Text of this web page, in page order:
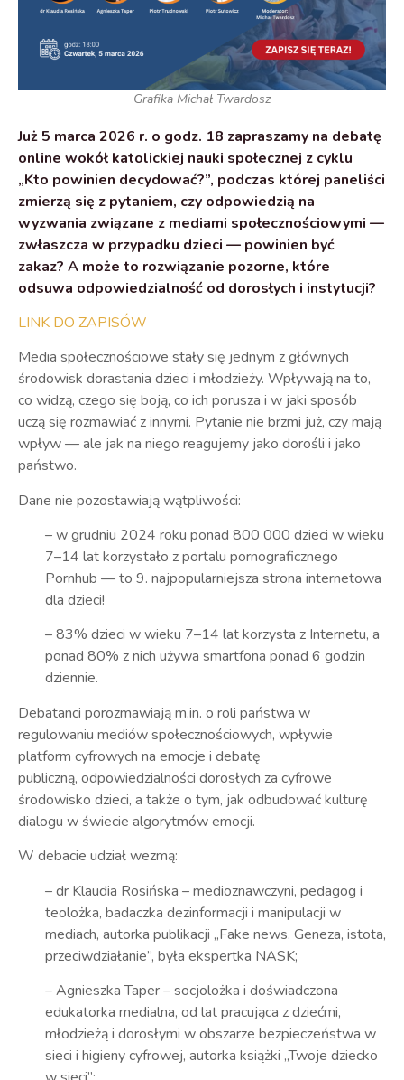
Grafika Michał Twardosz
Już 5 marca 2026 r. o godz. 18 zapraszamy na debatę
online wokół katolickiej nauki społecznej z cyklu
„Kto powinien decydować?”, podczas której paneliści
zmierzą się z pytaniem, czy odpowiedzią na
wyzwania związane z mediami społecznościowymi —
zwłaszcza w przypadku dzieci — powinien być
zakaz? A może to rozwiązanie pozorne, które
odsuwa odpowiedzialność od dorosłych i instytucji?
LINK DO ZAPISÓW
Media społecznościowe stały się jednym z głównych
środowisk dorastania dzieci i młodzieży. Wpływają na to,
co widzą, czego się boją, co ich porusza i w jaki sposób
uczą się rozmawiać z innymi. Pytanie nie brzmi już, czy mają
wpływ — ale jak na niego reagujemy jako dorośli i jako
państwo.
Dane nie pozostawiają wątpliwości:
– w grudniu 2024 roku ponad 800 000 dzieci w wieku
7–14 lat korzystało z portalu pornograficznego
Pornhub — to 9. najpopularniejsza strona internetowa
dla dzieci!
– 83% dzieci w wieku 7–14 lat korzysta z Internetu, a
ponad 80% z nich używa smartfona ponad 6 godzin
dziennie.
Debatanci porozmawiają m.in. o roli państwa w
regulowaniu mediów społecznościowych, wpływie
platform cyfrowych na emocje i debatę
publiczną, odpowiedzialności dorosłych za cyfrowe
środowisko dzieci, a także o tym, jak odbudować kulturę
dialogu w świecie algorytmów emocji.
W debacie udział wezmą:
– dr Klaudia Rosińska – medioznawczyni, pedagog i
teolożka, badaczka dezinformacji i manipulacji w
mediach, autorka publikacji „Fake news. Geneza, istota,
przeciwdziałanie”, była ekspertka NASK;
– Agnieszka Taper–socjolożka i doświadczona
edukatorka medialna, od lat pracująca z dziećmi,
młodzieżą i dorosłymi w obszarze bezpieczeństwa w
sieci i higieny cyfrowej, autorka książki „Twoje dziecko